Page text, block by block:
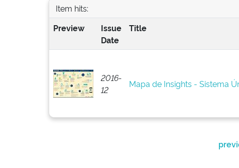
Item hits:
Preview
Issue
Date
Title
2016-
12
Mapa de Insights - Sistema